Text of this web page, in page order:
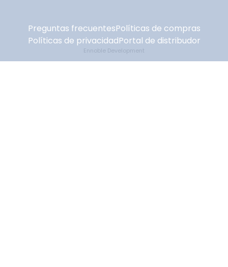
Preguntas frecuentesPolíticas de compras
Políticas de privacidadPortal de distribudor
Ennoble Development